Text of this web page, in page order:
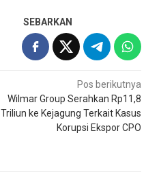
SEBARKAN
Pos berikutnya
Wilmar Group Serahkan Rp11,8
Triliun ke Kejagung Terkait Kasus
Korupsi Ekspor CPO